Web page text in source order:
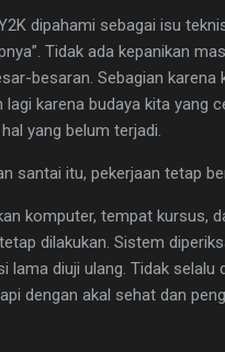
dipahami sebagai isu
Tidak ada kepanikan
besaran. Sebagian karena
karena budaya kita yang
yang belum terjadi.
santai itu, pekerjaan tetap
komputer, tempat kursus,
dilakukan. Sistem
lama diuji ulang. Tidak selalu
dengan akal sehat dan